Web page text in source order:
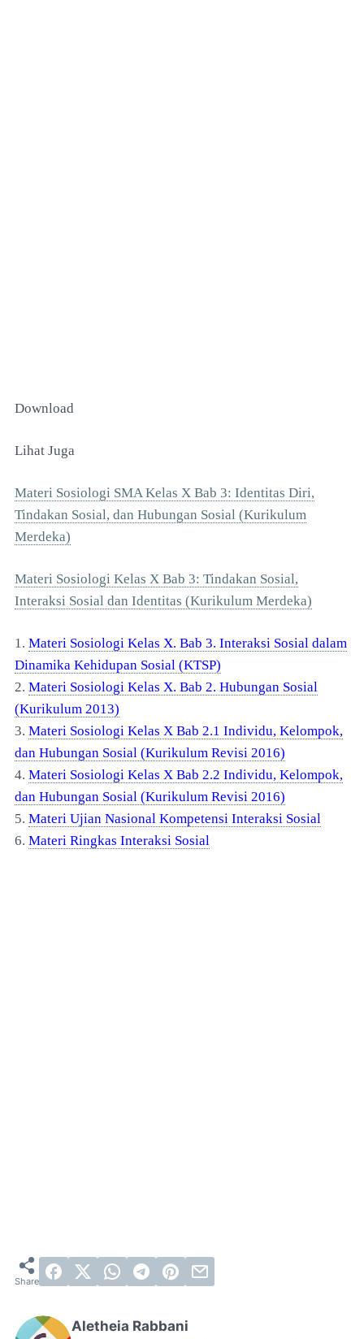
Download
Lihat Juga
Materi Sosiologi SMA Kelas X Bab 3: Identitas Diri,
Tindakan Sosial, dan Hubungan Sosial (Kurikulum
Merdeka)
Materi Sosiologi Kelas X Bab 3: Tindakan Sosial,
Interaksi Sosial dan Identitas (Kurikulum Merdeka)
1. Materi Sosiologi Kelas X. Bab 3. Interaksi Sosial dalam
Dinamika Kehidupan Sosial (KTSP)
2. Materi Sosiologi Kelas X. Bab 2. Hubungan Sosial
(Kurikulum 2013)
3. Materi Sosiologi Kelas X Bab 2.1 Individu, Kelompok,
dan Hubungan Sosial (Kurikulum Revisi 2016)
4. Materi Sosiologi Kelas X Bab 2.2 Individu, Kelompok,
dan Hubungan Sosial (Kurikulum Revisi 2016)
5. Materi Ujian Nasional Kompetensi Interaksi Sosial
6. Materi Ringkas Interaksi Sosial
Aletheia Rabbani